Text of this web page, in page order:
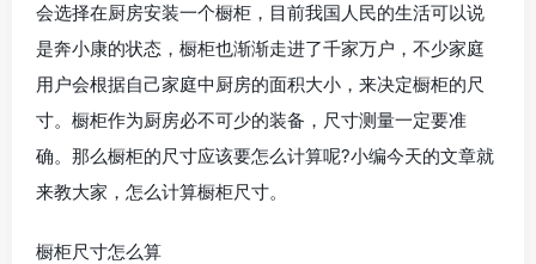
会选择在厨房安装一个橱柜，目前我国人民的生活可以说
是奔小康的状态，橱柜也渐渐走进了千家万户，不少家庭
用户会根据自己家庭中厨房的面积大小，来决定橱柜的尺
寸。橱柜作为厨房必不可少的装备，尺寸测量一定要准
确。那么橱柜的尺寸应该要怎么计算呢?小编今天的文章就
来教大家，怎么计算橱柜尺寸。
橱柜尺寸怎么算